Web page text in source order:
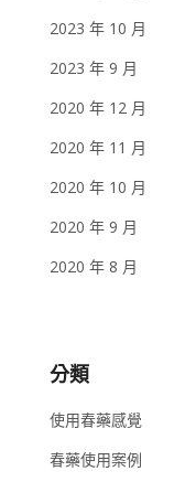
2023 年 10 月
2023 年 9 月
2020 年 12 月
2020 年 11 月
2020 年 10 月
2020 年 9 月
2020 年 8 月
分類
使用春藥感覺
春藥使用案例